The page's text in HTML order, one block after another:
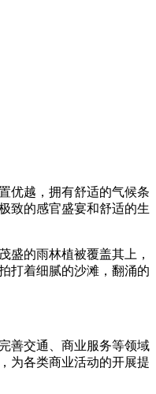
优越，拥有舒适的气候条
致的感官盛宴和舒适的生
盛的雨林植被覆盖其上，
打着细腻的沙滩，翻涌的
善交通、商业服务等领域
为各类商业活动的开展提